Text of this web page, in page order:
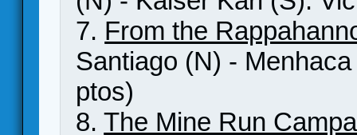
7. From the
Santiago (N) -
ptos)
8.The Mine Run